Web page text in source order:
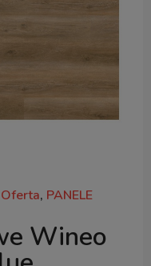
Oferta, PANELE
Wineo